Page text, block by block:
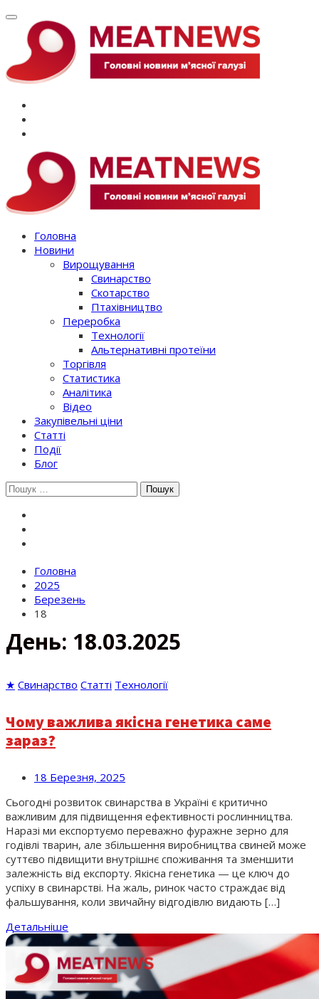
Перейти
вмісту
Головна
Новини
Вирощування
Свинарство
Скотарство
Птахівництво
Переробка
Технології
Альтернативні протеїни
Торгівля
Статистика
Аналітика
Відео
Закупівельні ціни
Статті
Події
Блог
Шукати:
Головна
2025
Березень
18
День: 18.03.2025
★ Свинарство Статті Технології
Чому важлива якісна генетика саме
зараз?
18 Березня, 2025
Сьогодні розвиток свинарства в Україні є критично
важливим для підвищення ефективності рослинництва.
Наразі ми експортуємо переважно фуражне зерно для
годівлі тварин, але збільшення виробництва свиней може
суттєво підвищити внутрішнє споживання та зменшити
залежність від експорту. Якісна генетика — це ключ до
успіху в свинарстві. На жаль, ринок часто страждає від
фальшування, коли звичайну відгодівлю видають […]
Детальніше